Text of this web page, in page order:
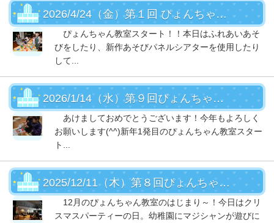
2026/4/24（金）第１回 ぴょんちゃん教室
ぴょんちゃん教室スタート！！本日はふれあいあそ
びをしたり、新作あそびパネルシアターを使用したり
して...
2026/1/14（水）第９回ぴょんちゃん教室
あけましておめでとうございます！今年もよろしく
お願いします(^^)新年1発目のぴょんちゃん教室スター
ト...
2025/12/11（木）第８回ぴょんちゃん教室
12月のぴょんちゃん教室のはじまり～！今日はクリ
スマスパーティーの日。幼稚園にマジシャンが遊びに